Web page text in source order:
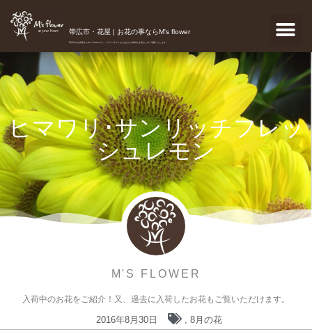
帯広市・花屋 | お花の事ならM's flower
帯広市のお花屋さんM's flowerです。フラワーギフトなどあなたの気持ちを真心こめて宅配いたします。
ヒマワリ･サンリッチフレッ
シュレモン
M'S FLOWER
入荷中のお花をご紹介！又、過去に入荷したお花もご覧いただけます。
2016年8月30日 , 8月の花